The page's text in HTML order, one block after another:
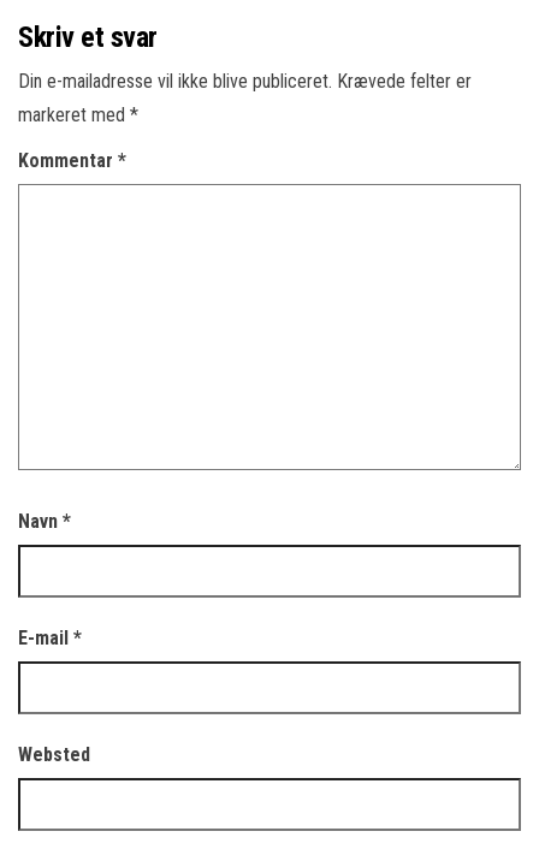
Skriv et svar
Din e-mailadresse vil ikke blive publiceret. Krævede felter er
markeret med *
Kommentar *
Navn *
E-mail *
Websted